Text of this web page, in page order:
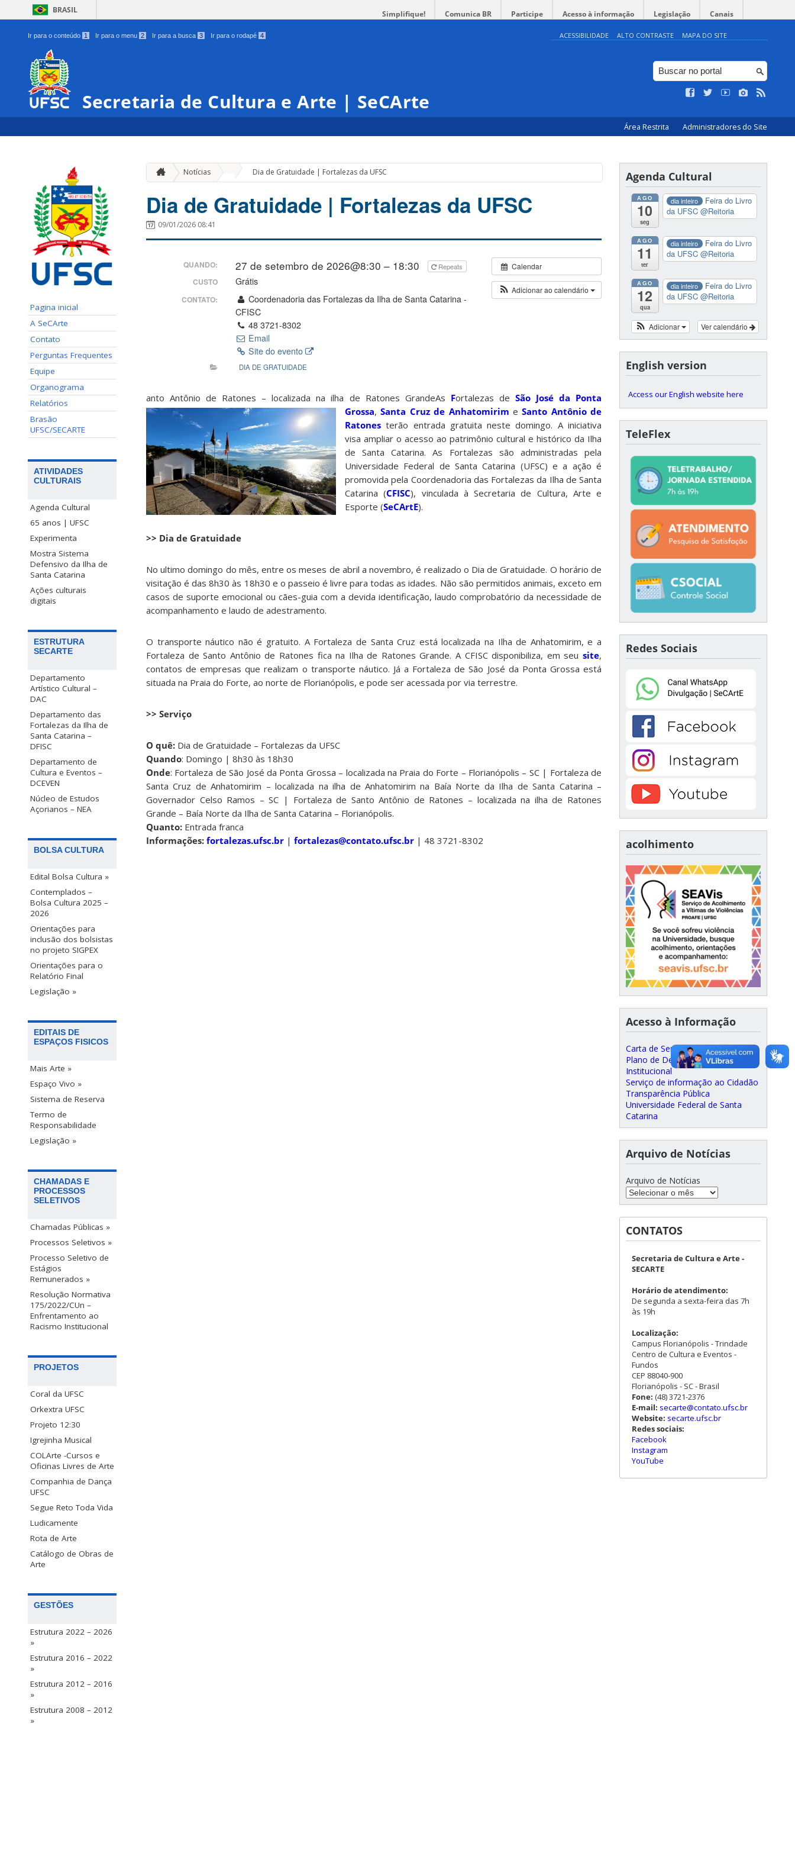
BRASIL Simplifique! Comunica BR Participe Acesso à informação Legislação Canais
Ir para o conteúdo 1 Ir para o menu 2 Ir para a busca 3 Ir para o rodapé 4 ACESSIBILIDADE ALTO CONTRASTE MAPA DO SITE
Secretaria de Cultura e Arte | SeCArte
Área Restrita Administradores do Site
Pagina inicial
A SeCArte
Contato
Perguntas Frequentes
Equipe
Organograma
Relatórios
Brasão
UFSC/SECARTE
ATIVIDADES
CULTURAIS
Agenda Cultural
65 anos | UFSC
Experimenta
Mostra Sistema
Defensivo da Ilha de
Santa Catarina
Ações culturais
digitais
ESTRUTURA
SECARTE
Departamento
Artístico Cultural –
DAC
Departamento das
Fortalezas da Ilha de
Santa Catarina –
DFISC
Departamento de
Cultura e Eventos –
DCEVEN
Núcleo de Estudos
Açorianos – NEA
BOLSA CULTURA
Edital Bolsa Cultura »
Contemplados –
Bolsa Cultura 2025 –
2026
Orientações para
inclusão dos bolsistas
no projeto SIGPEX
Orientações para o
Relatório Final
Legislação »
EDITAIS DE
ESPAÇOS FISICOS
Mais Arte »
Espaço Vivo »
Sistema de Reserva
Termo de
Responsabilidade
Legislação »
CHAMADAS E
PROCESSOS
SELETIVOS
Chamadas Públicas »
Processos Seletivos »
Processo Seletivo de
Estágios
Remunerados »
Resolução Normativa
175/2022/CUn –
Enfrentamento ao
Racismo Institucional
PROJETOS
Coral da UFSC
Orkextra UFSC
Projeto 12:30
Igrejinha Musical
COLArte -Cursos e
Oficinas Livres de Arte
Companhia de Dança
UFSC
Segue Reto Toda Vida
Ludicamente
Rota de Arte
Catálogo de Obras de
Arte
GESTÕES
Estrutura 2022 – 2026
»
Estrutura 2016 – 2022
»
Estrutura 2012 – 2016
»
Estrutura 2008 – 2012
»
Notícias Dia de Gratuidade | Fortalezas da UFSC
Dia de Gratuidade | Fortalezas da UFSC
09/01/2026 08:41
Calendar
Adicionar ao calendário
QUANDO: 27 de setembro de 2026@8:30 – 18:30 Repeats
CUSTO Grátis
CONTATO:
Coordenadoria das Fortalezas da Ilha de Santa Catarina -
CFISC
48 3721-8302
Email
Site do evento
DIA DE GRATUIDADE
anto Antônio de Ratones – localizada na ilha de Ratones GrandeAs Fortalezas de São José da Ponta
Grossa,Santa Cruz de Anhatomirim eSanto Antônio de
Ratones terão entrada gratuita neste domingo. A iniciativa
visa ampliar o acesso ao patrimônio cultural e histórico da Ilha
de Santa Catarina. As Fortalezas são administradas pela
Universidade Federal de Santa Catarina (UFSC) e a ação é
promovida pela Coordenadoria das Fortalezas da Ilha de Santa
Catarina (CFISC), vinculada à Secretaria de Cultura, Arte e
Esporte (SeCArtE).
>> Dia de Gratuidade
No ultimo domingo do mês, entre os meses de abril a novembro, é realizado o Dia de Gratuidade. O horário de
visitação é das 8h30 às 18h30 e o passeio é livre para todas as idades. Não são permitidos animais, exceto em
casos de suporte emocional ou cães-guia com a devida identificação, laudo comprobatório da necessidade de
acompanhamento e laudo de adestramento.
O transporte náutico não é gratuito. A Fortaleza de Santa Cruz está localizada na Ilha de Anhatomirim, e a
Fortaleza de Santo Antônio de Ratones fica na Ilha de Ratones Grande. A CFISC disponibiliza, em seu site,
contatos de empresas que realizam o transporte náutico. Já a Fortaleza de São José da Ponta Grossa está
situada na Praia do Forte, ao norte de Florianópolis, e pode ser acessada por via terrestre.
>> Serviço
O quê: Dia de Gratuidade – Fortalezas da UFSC
Quando: Domingo | 8h30 às 18h30
Onde: Fortaleza de São José da Ponta Grossa – localizada na Praia do Forte – Florianópolis – SC | Fortaleza de
Santa Cruz de Anhatomirim – localizada na ilha de Anhatomirim na Baía Norte da Ilha de Santa Catarina –
Governador Celso Ramos – SC | Fortaleza de Santo Antônio de Ratones – localizada na ilha de Ratones
Grande – Baía Norte da Ilha de Santa Catarina – Florianópolis.
Quanto: Entrada franca
Informações: fortalezas.ufsc.br | fortalezas@contato.ufsc.br | 48 3721-8302
Agenda Cultural
AGO
10
seg
dia inteiro
Feira do Livro
da UFSC @Reitoria
AGO
11
ter
dia inteiro
Feira do Livro
da UFSC @Reitoria
AGO
12
qua
dia inteiro
Feira do Livro
da UFSC @Reitoria
Ver calendário
Adicionar
English version
Access our English website here
TeleFlex
Redes Sociais
acolhimento
Acesso à Informação
Carta de Serviços ao Cidadão
Plano de Desenvolvimento
Institucional
Serviço de informação ao Cidadão
Transparência Pública
Universidade Federal de Santa
Catarina
Arquivo de Notícias
Arquivo de Notícias
CONTATOS
Secretaria de Cultura e Arte -
SECARTE
Horário de atendimento:
De segunda a sexta-feira das 7h
às 19h
Localização:
Campus Florianópolis - Trindade
Centro de Cultura e Eventos -
Fundos
CEP 88040-900
Florianópolis - SC - Brasil
Fone: (48) 3721-2376
E-mail: secarte@contato.ufsc.br
Website: secarte.ufsc.br
Redes sociais:
Facebook
Instagram
YouTube